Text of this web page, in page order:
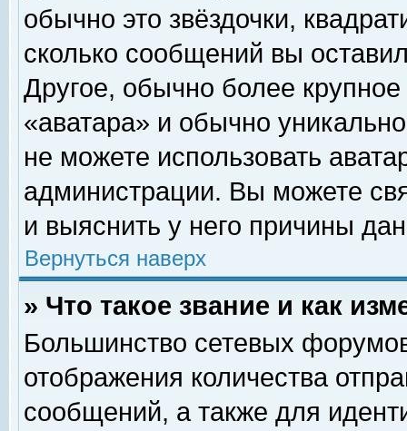
обычно это звёздочки,
сколько сообщений вы
Другое, обычно более
«аватара» и обычно
не можете использовать
администрации. Вы можете
и выяснить у него причины
Вернуться наверх
» Что такое звание и как
Большинство сетевых
отображения количества
сообщений, а также для